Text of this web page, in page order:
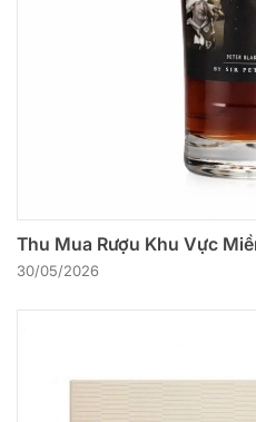
Thu Mua Rượu Khu Vực
30/05/2026